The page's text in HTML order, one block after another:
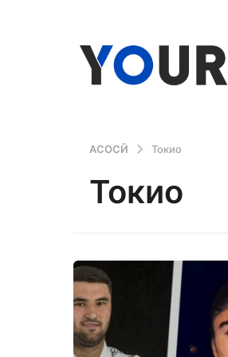
АСОСӢ Токио
Токио